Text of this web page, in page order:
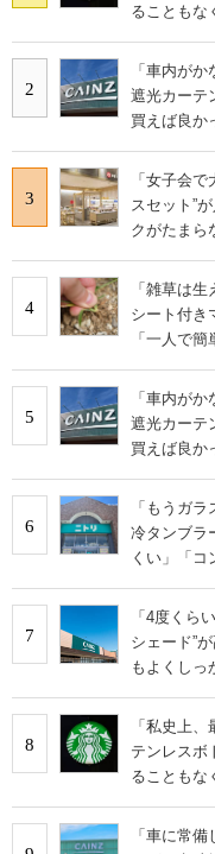
ることもな
2
「車内が
遮光カーテ
買えば良か
3
「女子会
スセット”
クがたまら
4
「雑草は
シート付き
「一人で
5
「車内が
遮光カーテ
買えば良か
6
「もうガ
冷タンブラ
くい」「コ
7
「4度くら
シェード”
もよくしっ
8
「私史上
テンレスボ
ることもな
「車に常